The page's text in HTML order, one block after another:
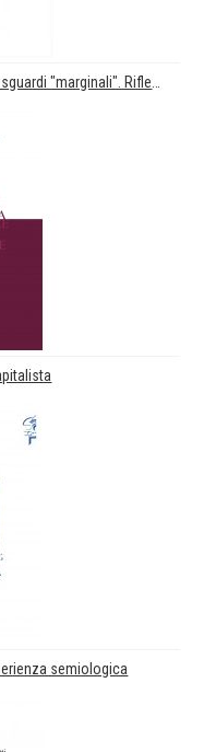
semiologica